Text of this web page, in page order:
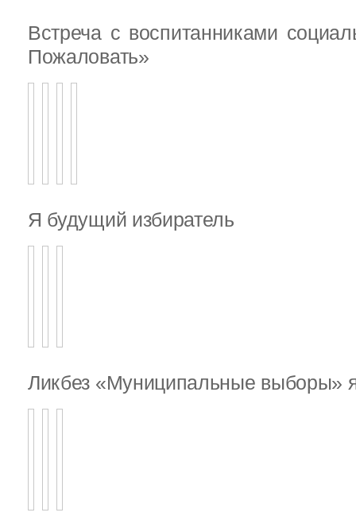
Встреча с воспитанниками
Пожаловать»
Я будущий избиратель
Ликбез «Муниципальные выборы»